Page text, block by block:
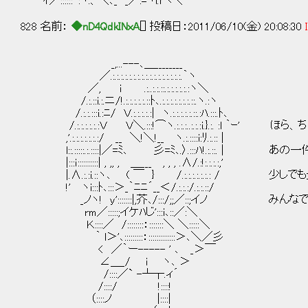
828 名前： ◆nD4QdkINxA[] 投稿日：2011/06/10(金) 20:08:30
_,...---､＿________
／.:.:.:.:.:.:.:.:.:.:.:.:.:.:.:.:.:.｀ヽ
／, i .:..:.:.::.:.:.:.:.:.:ヽ＼
/.:.::i.:.ニ/!.:.:.:.:.:.::ﾄ､.:.:.:.:.:.:.:.::.ヽ.:ヽ
/.:.:.:::i.:ﾆ/ Ｖ.:.:.:.:.:| ヽ.:.:.:.:.:.::.:ﾊ.:::.ﾄ､
/.:.:.:.:.:.:Ｖ Ｖ＼.:::!⌒ヽ.:.:.:..:.:.:i.}.:. :l ｀ｰ' ほら、ちょっ
,'.:.:.:.:.:.:.:/ __ ＼!＼!__ ヽ.:.::::i:ﾘ.:.:: |
l::.:::::.:.::::|／=ﾐ､ 彡=ﾐ､.〉.:::ﾊ!.:.::. | あの一件で家
|:::ｉ::::::::::| , ,, , ＿___ , , , .∧/.:!:.:.:.:,'
|.∧.:.:i.::ヽ､ ( ￣ } /.:.:.:.:.:.:.: / 少しでも元気に
!' ヽi:::ﾄ､:::＞_｀ﾆﾆ´__＜/.:.:.:/.:.:.::/
_ノヽ! y':::::::|,芥､/:::/;;／::;イノ みんなで炊き出
rm／:::::;イケﾊじ':::i､::／:＼
Ｋ::::／ /::::::::：:::::::＼ ＼:::::＼
｀ l＞'､:::::::::：:::::::::::::＞､＼／彡
< ／｀ー----- ' ､ _＞￣
∠＿_/ i ヽ､ ＞
/::::／` -┴┬.ィ´
/::::/ !::::!
（::::ノ |::::|